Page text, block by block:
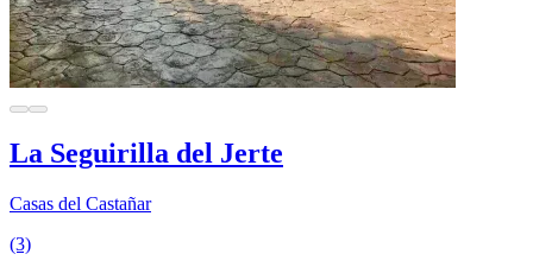
La Seguirilla del Jerte
Casas del Castañar
(3)